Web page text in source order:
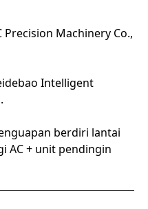
Precision Machinery Co.,
Intelligent
berdiri lantai
AC + unit pendingin